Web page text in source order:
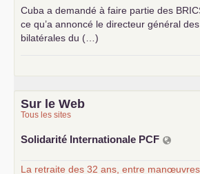
Cuba a demandé à faire partie des
ce qu’a annoncé le directeur général
bilatérales du (…)
Sur le Web
Tous les sites
Solidarité Internationale PCF
La retraite des 32 ans, entre